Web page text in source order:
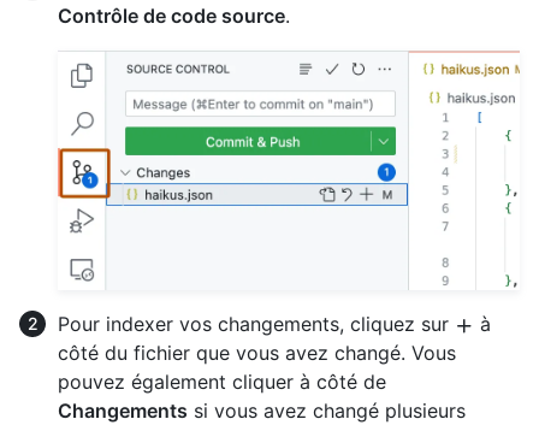
Contrôle de code source.
Pour indexer vos changements, cliquez sur
à
côté du fichier que vous avez changé. Vous
pouvez également cliquer à côté de
Changements si vous avez changé plusieurs